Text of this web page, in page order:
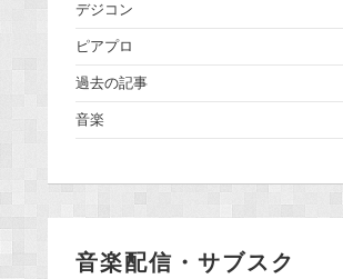
デジコン
ピアプロ
過去の記事
音楽
音楽配信・サブスク